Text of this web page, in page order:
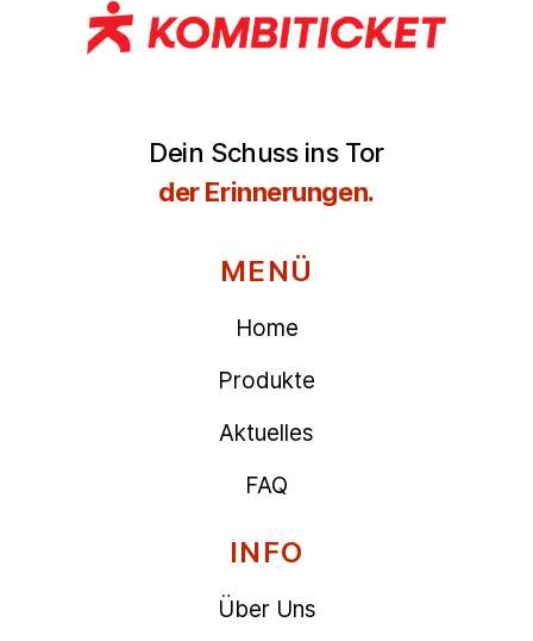
Dein Schuss ins Tor
der Erinnerungen.
MENÜ
Home
Produkte
Aktuelles
FAQ
INFO
Über Uns